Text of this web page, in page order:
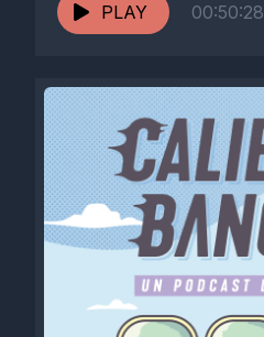
PLAY 00:50:28